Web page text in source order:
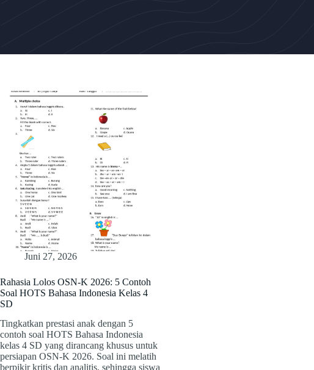
Juni 27, 2026
Rahasia Lolos OSN-K 2026: 5 Contoh
Soal HOTS Bahasa Indonesia Kelas 4
SD
Tingkatkan prestasi anak dengan 5
contoh soal HOTS Bahasa Indonesia
kelas 4 SD yang dirancang khusus untuk
persiapan OSN-K 2026. Soal ini melatih
berpikir kritis dan analitis, sehingga siswa